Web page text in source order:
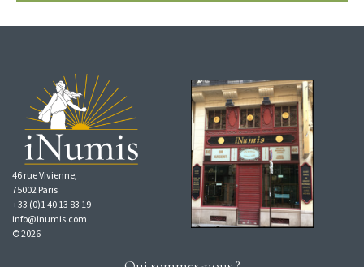
46 rue Vivienne,
75002 Paris
+33 (0)1 40 13 83 19
info@inumis.com
© 2026